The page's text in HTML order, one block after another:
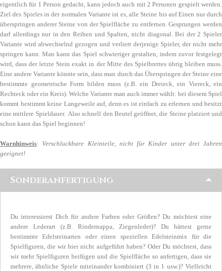
eigentlich für 1 Person gedacht, kann jedoch auch mit 2 Personen gespielt werden.
Ziel des Spieles in der normalen Variante ist es, alle Steine bis auf Einen nur durch
überspringen anderer Steine von der Spielfläche zu entfernen. Gesprungen werden
darf allerdings nur in den Reihen und Spalten, nicht diagonal. Bei der 2 Spieler
Variante wird abwechselnd gezogen und verliert derjenige Spieler, der nicht mehr
springen kann. Man kann das Spiel schwieriger gestalten, indem zuvor festgelegt
wird, dass der letzte Stein exakt in der Mitte des Spielbrettes übrig bleiben muss.
Eine andere Variante könnte sein, dass man durch das Überspringen der Steine eine
bestimmte geometrische Form bilden muss (z.B. ein Dreieck, ein Viereck, ein
Rechteck oder ein Kreis). Welche Variante man auch immer wählt: bei diesem Spiel
kommt bestimmt keine Langeweile auf, denn es ist einfach zu erlernen und besitzt
eine mittlere Spieldauer. Also schnell den Beutel geöffnet, die Steine platziert und
schon kann das Spiel beginnen!
Warnhinweis: Verschluckbare Kleinteile, nicht für Kinder unter drei Jahren
geeignet!
Sonderanfertigung
Du interessierst Dich für andere Farben oder Größen? Du möchtest eine
andere Lederart (z.B. Rindernappa, Ziegenleder)? Du hättest gerne
bestimmte Edelsteinarten oder einen speziellen Edelsteinmix für die
Spielfiguren, die wir hier nicht aufgeführt haben? Oder Du möchtest, dass
wir mehr Spielfiguren beifügen und die Spielfläche so anfertigen, dass sie
mehrere, ähnliche Spiele miteinander kombiniert (3 in 1 usw.)? Vielleicht